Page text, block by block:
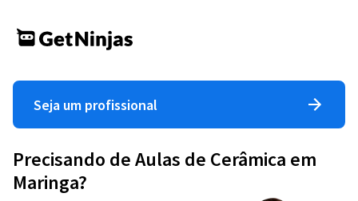
Seja um profissional
Precisando de Aulas de Cerâmica em
Maringa?